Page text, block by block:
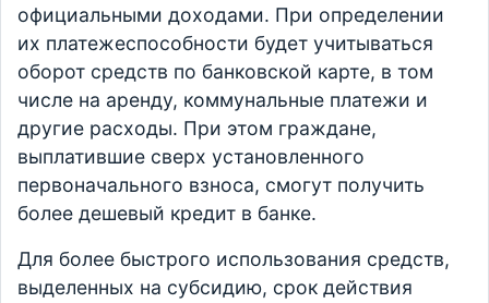
официальными доходами. При определении
их платежеспособности будет учитываться
оборот средств по банковской карте, в том
числе на аренду, коммунальные платежи и
другие расходы. При этом граждане,
выплатившие сверх установленного
первоначального взноса, смогут получить
более дешевый кредит в банке.
Для более быстрого использования средств,
выделенных на субсидию, срок действия